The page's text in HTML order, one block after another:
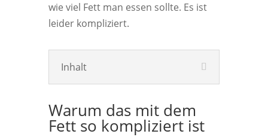
wie viel Fett man essen sollte. Es ist
leider kompliziert.
Inhalt
Warum das mit dem
Fett so kompliziert ist